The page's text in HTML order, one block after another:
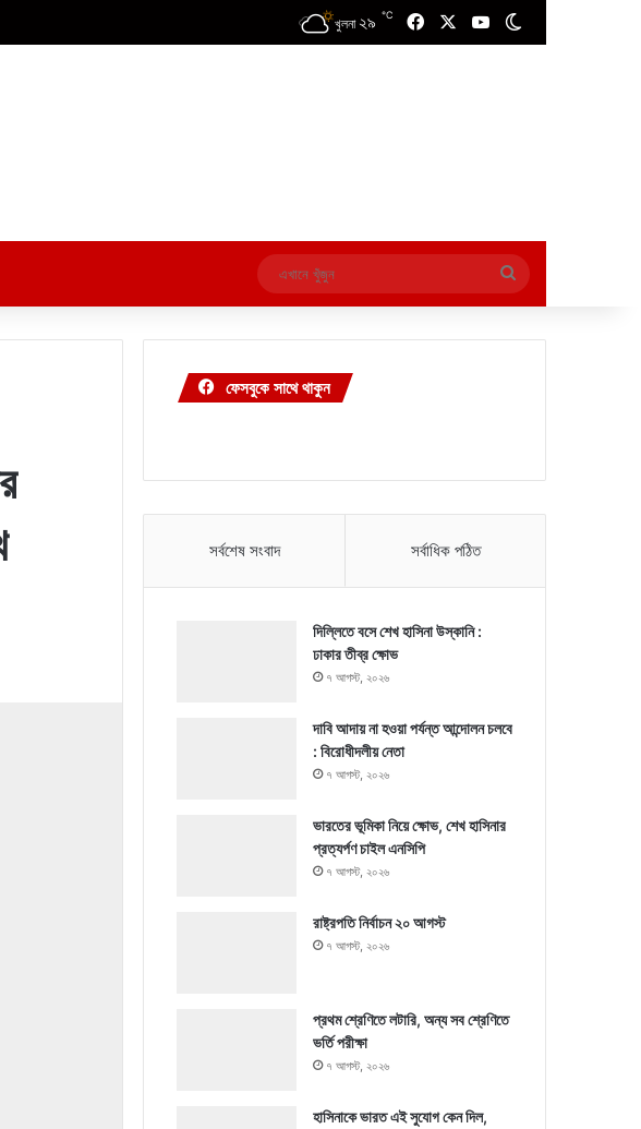
খুলনা ২৯ ℃ FacebookYouTube
এখানে
খুঁজুন
ফেসবুকে সাথে থাকুন
সর্বশেষ সংবাদ সর্বাধিক পঠিত
দিল্লিতে বসে শেখ হাসিনা উস্কানি :
ঢাকার তীব্র ক্ষোভ
৭ আগস্ট, ২০২৬
দাবি আদায় না হওয়া পর্যন্ত আন্দোলন চলবে
: বিরোধীদলীয় নেতা
৭ আগস্ট, ২০২৬
ভারতের ভূমিকা নিয়ে ক্ষোভ, শেখ হাসিনার
প্রত্যর্পণ চাইল এনসিপি
৭ আগস্ট, ২০২৬
রাষ্ট্রপতি নির্বাচন ২০ আগস্ট
৭ আগস্ট, ২০২৬
প্রথম শ্রেণিতে লটারি, অন্য সব শ্রেণিতে
ভর্তি পরীক্ষা
৭ আগস্ট, ২০২৬
হাসিনাকে ভারত এই সুযোগ কেন দিল,